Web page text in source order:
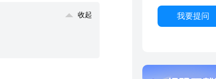
收起 我要提问